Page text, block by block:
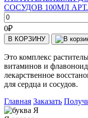
0₽
В КОРЗИНУ
Это комплекс
витаминов и
лекарственное
для сердца и сосудов.
Главная Заказать